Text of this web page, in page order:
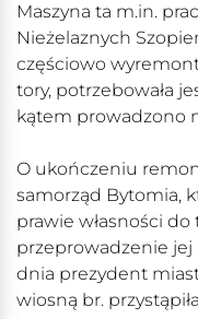
Maszyna ta m.in.
Nieżelaznych
częściowo
tory, potrzebowała
kątem prowadzono
O ukończeniu
samorząd Bytomia,
prawie własności
przeprowadzenie jej
dnia prezydent
wiosną br.